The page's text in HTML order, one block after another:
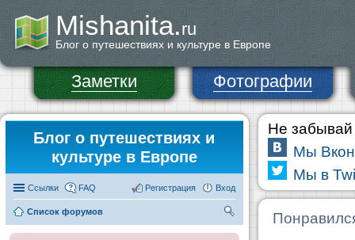
Mishanita.ru
Блог о путешествиях и культуре в Европе
Заметки Фотографии
Блог о путешествиях и
культуре в Европе
Ссылки FAQ Вход
Регистрация
Список форумов
Не забывай
Мы
Мы в